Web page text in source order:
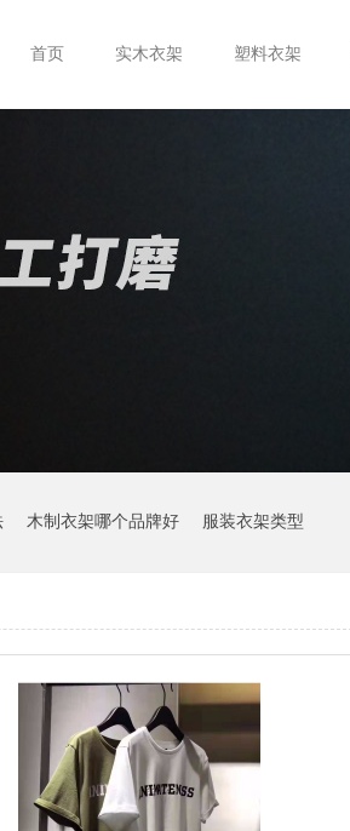
首页 实木衣架 塑料衣架
木制衣架哪个品牌好 服装衣架类型